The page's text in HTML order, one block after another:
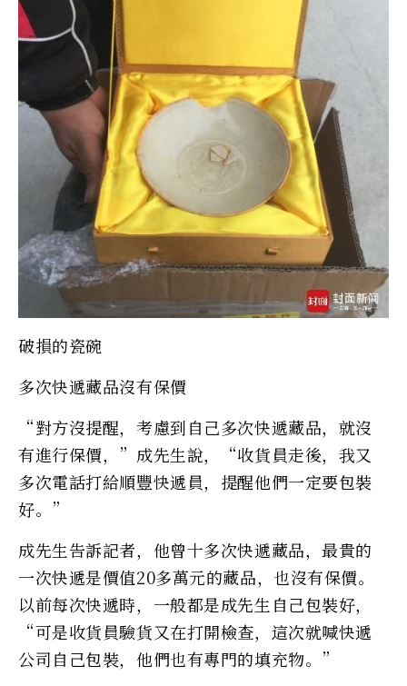
破損的瓷碗
多次快遞藏品沒有保價
“對方沒提醒，考慮到自己多次快遞藏品，就沒
有進行保價，”成先生說，“收貨員走後，我又
多次電話打給順豐快遞員，提醒他們一定要包裝
好。”
成先生告訴記者，他曾十多次快遞藏品，最貴的
一次快遞是價值20多萬元的藏品，也沒有保價。
以前每次快遞時，一般都是成先生自己包裝好，
“可是收貨員驗貨又在打開檢查，這次就喊快遞
公司自己包裝，他們也有專門的填充物。”